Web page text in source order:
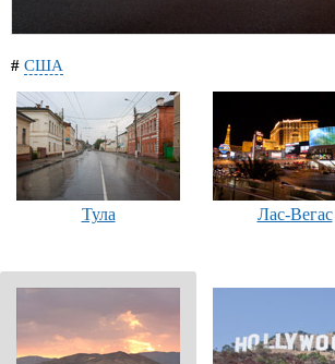
# США
Тула Лас-Вегас